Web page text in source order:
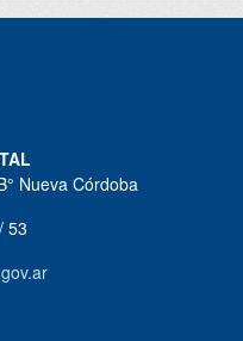
Nueva Córdoba
53